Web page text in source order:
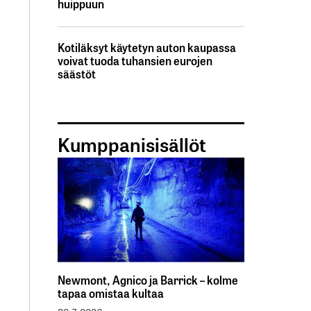
huippuun
Kotiläksyt käytetyn auton kaupassa
voivat tuoda tuhansien eurojen
säästöt
Kumppanisisällöt
Newmont, Agnico ja Barrick – kolme
tapaa omistaa kultaa